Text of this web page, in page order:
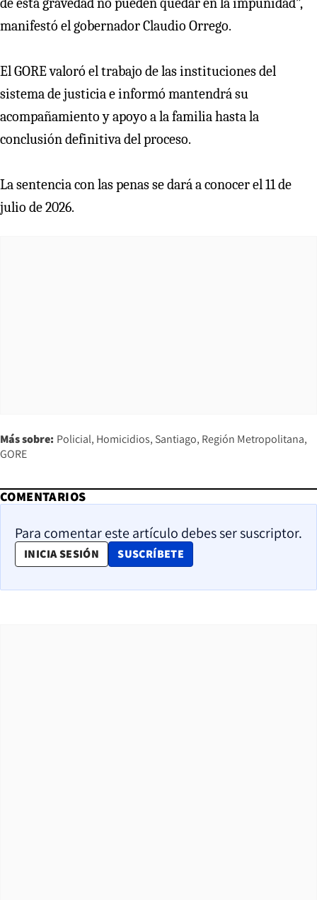
manifestó el gobernador Claudio Orrego.
El GORE valoró el trabajo de las instituciones del
sistema de justicia e informó mantendrá su
acompañamiento y apoyo a la familia hasta la
conclusión definitiva del proceso.
La sentencia con las penas se dará a conocer el 11 de
julio de 2026.
Más sobre: Policial Homicidios Santiago Región Metropolitana
GORE
COMENTARIOS
Para comentar este artículo debes ser suscriptor.
INICIA SESIÓN SUSCRÍBETE
OPENS IN NEW WINDOW